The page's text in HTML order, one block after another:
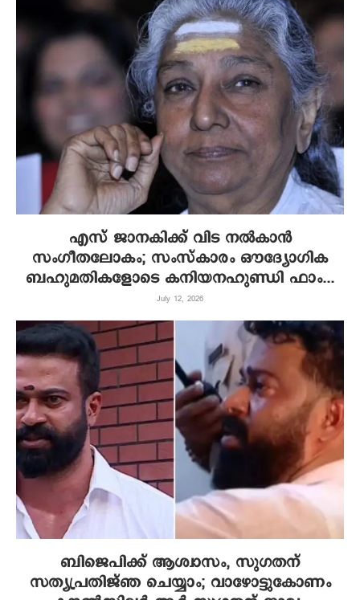
എസ് ജാനകിക്ക് വിട നല്‍കാന്‍
സംഗീതലോകം; സംസ്‌കാരം ഔദ്യോഗിക
ബഹുമതികളോടെ കനിയനഹുണ്ഡി ഫാം...
July 12, 2026
ബിജെപിക്ക് ആശ്വാസം, സുഗതന്
സത്യപ്രതിജ്ഞ ചെയ്യാം; വാഴോട്ടുകോണം